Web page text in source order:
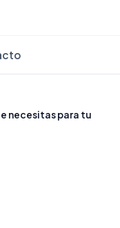
necesitas para tu